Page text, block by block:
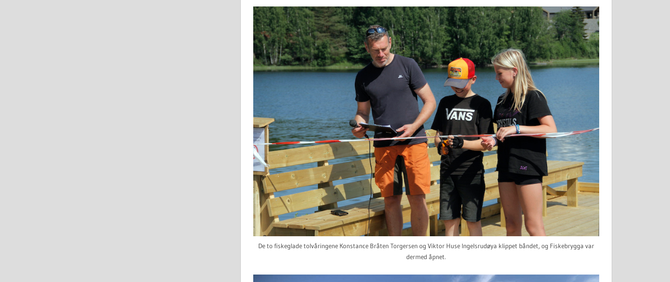
De to fiskeglade tolvåringene Konstance Bråten Torgersen og Viktor Huse Ingelsrudøya klippet båndet, og Fiskebrygga var
dermed åpnet.